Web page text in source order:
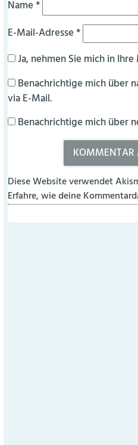
Name*
E-Mail-Adresse*
Ja, nehmen Sie mich in
Benachrichtige mich über
via E-Mail.
Benachrichtige mich über
Diese Website verwendet
Erfahre, wie deine